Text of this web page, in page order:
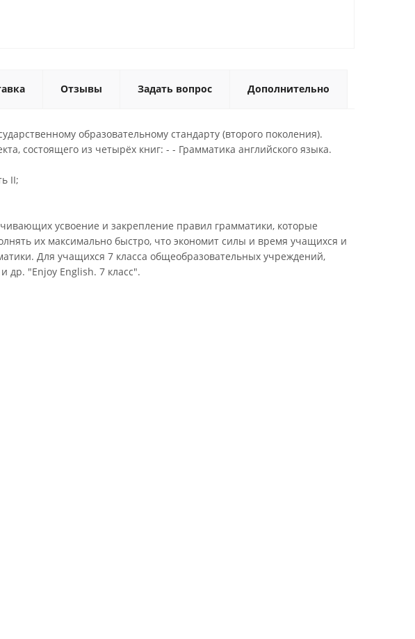
Отзывы Задать вопрос Дополнительно
образовательному стандарту (второго поколения).
состоящего из четырёх книг: - - Грамматика английского языка.
II;
усвоение и закрепление правил грамматики, которые
их максимально быстро, что экономит силы и время учащихся и
Для учащихся 7 класса общеобразовательных учреждений,
др. "Enjoy English. 7 класс".